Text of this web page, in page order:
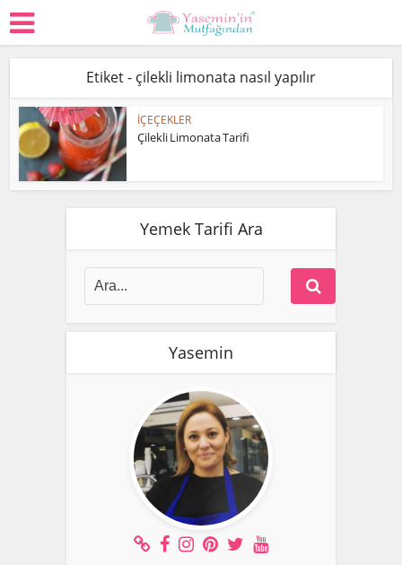
Etiket - çilekli limonata nasıl yapılır
İÇEÇEKLER
Çilekli Limonata Tarifi
Yemek Tarifi Ara
Yasemin